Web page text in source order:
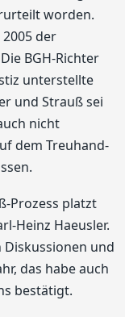
worden.
der
BGH-Richter
unterstellte
und Strauß sei
nicht
dem Treuhand-
Prozess platzt
Heinz Haeusler.
Diskussionen und
das habe auch
bestätigt.